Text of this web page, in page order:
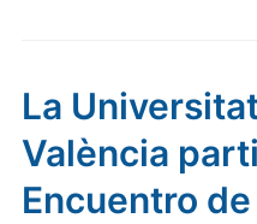
La
València
Encuentro